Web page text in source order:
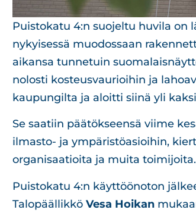
Puistokatu 4:n suojeltu huvila on
nykyisessä muodossaan
aikansa tunnetuin
nolosti kosteusvaurioihin ja
kaupungilta ja aloitti siinä yli
Se saatiin päätökseensä viime
ilmasto- ja ympäristöasioihin,
organisaatioita ja muita
Puistokatu 4:n käyttöönoton
Talopäällikkö Vesa Hoikan